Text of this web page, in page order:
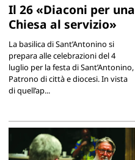
Il 26 «Diaconi per una
Chiesa al servizio»
La basilica di Sant’Antonino si
prepara alle celebrazioni del 4
luglio per la festa di Sant’Antonino,
Patrono di città e diocesi. In vista
di quell’ap...